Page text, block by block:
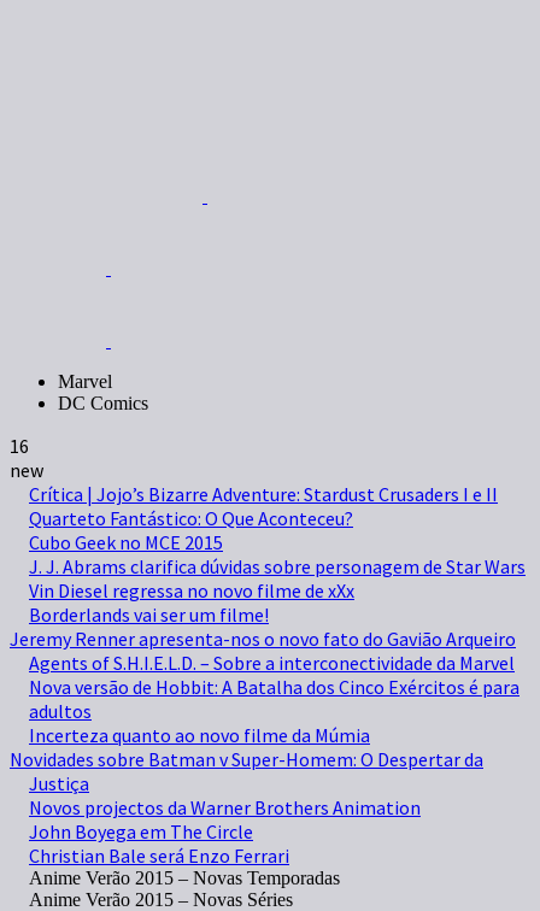
Marvel
DC Comics
16
new
Crítica | Jojo’s Bizarre Adventure: Stardust Crusaders I e II
Quarteto Fantástico: O Que Aconteceu?
Cubo Geek no MCE 2015
J. J. Abrams clarifica dúvidas sobre personagem de Star Wars
Vin Diesel regressa no novo filme de xXx
Borderlands vai ser um filme!
Jeremy Renner apresenta-nos o novo fato do Gavião Arqueiro
Agents of S.H.I.E.L.D. – Sobre a interconectividade da Marvel
Nova versão de Hobbit: A Batalha dos Cinco Exércitos é para
adultos
Incerteza quanto ao novo filme da Múmia
Novidades sobre Batman v Super-Homem: O Despertar da
Justiça
Novos projectos da Warner Brothers Animation
John Boyega em The Circle
Christian Bale será Enzo Ferrari
Anime Verão 2015 – Novas Temporadas
Anime Verão 2015 – Novas Séries